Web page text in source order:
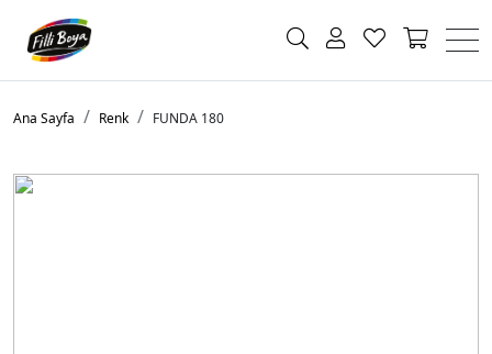
Ana Sayfa Renk FUNDA 180